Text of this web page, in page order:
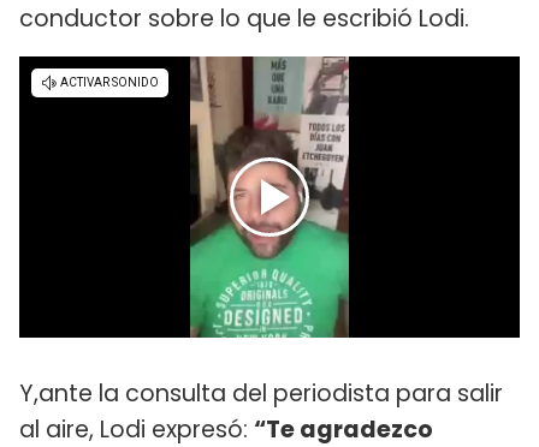
conductor sobre lo que le escribió Lodi.
Y,ante la consulta del periodista para salir
al aire, Lodi expresó: “Te agradezco